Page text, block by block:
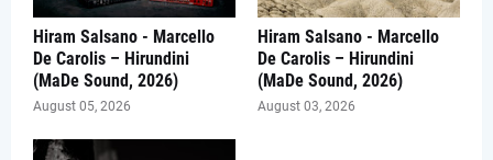
Hiram Salsano - Marcello
De Carolis – Hirundini
(MaDe Sound, 2026)
August 05, 2026
Hiram Salsano - Marcello
De Carolis – Hirundini
(MaDe Sound, 2026)
August 03, 2026